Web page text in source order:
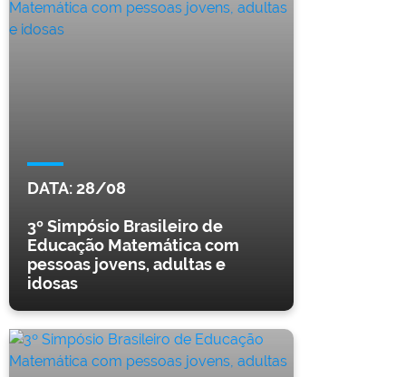
DATA:28/08
3º Simpósio Brasileiro de
Educação Matemática com
pessoas jovens, adultas e
idosas